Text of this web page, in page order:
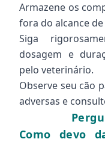
Armazene os
fora do alcance
Siga
dosagem e
pelo veterinário.
Observe seu cão
adversas e
Como devo